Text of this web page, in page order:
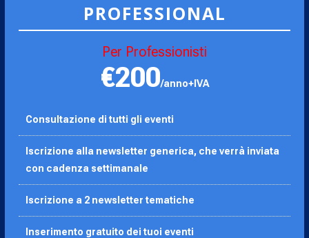
PROFESSIONAL
Per Professionisti
€200/anno+IVA
Consultazione di tutti gli eventi
Iscrizione alla newsletter generica, che verrà inviata
con cadenza settimanale
Iscrizione a 2 newsletter tematiche
Inserimento gratuito dei tuoi eventi